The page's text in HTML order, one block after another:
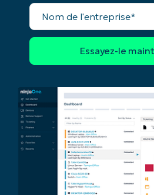
Nom
l'entreprise*
email*
Phone
number*
Pays
Company
name*